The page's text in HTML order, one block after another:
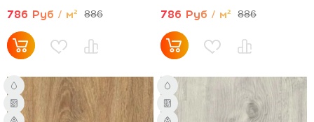
786 Руб / м² 886 786 Руб / м² 886